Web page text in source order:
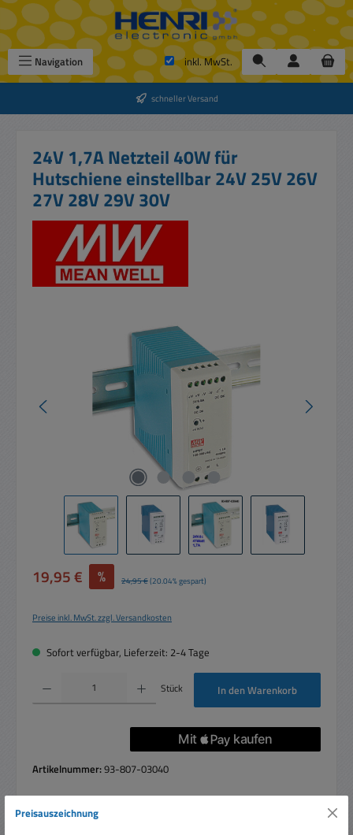
Zum Hauptinhalt springen
Navigation inkl. MwSt.
schneller Versand
24V 1,7A Netzteil 40W für
Hutschiene einstellbar 24V 25V 26V
27V 28V 29V 30V
Verkaufspreis:
19,95 € % Regulärer Preis:
24,95 €(20.04% gespart)
Preise inkl. MwSt. zzgl. Versandkosten
Sofort verfügbar, Lieferzeit: 2-4 Tage
Produkt Anzahl: Gib den gewünschten Wert ein oder benutze die Schaltflächen um
Stück In den Warenkorb
Artikelnummer:93-807-03040
Preisauszeichnung